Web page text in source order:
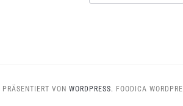
PRÄSENTIERT VON WORDPRESS. FOODICA